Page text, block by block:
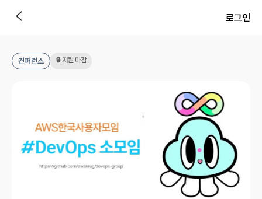
로그인
컨퍼런스 🔒 지원 마감